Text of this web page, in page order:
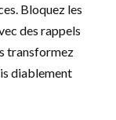
Bloquez les
des rappels
transformez
diablement